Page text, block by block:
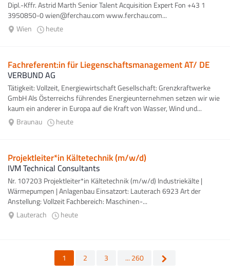
Dipl.-Kffr. Astrid Marth Senior Talent Acquisition Expert Fon +43 1
3950850-0 wien@ferchau.com www.ferchau.com...
Wien
heute
Fachreferent:in für Liegenschaftsmanagement AT/ DE
VERBUND AG
Tätigkeit: Vollzeit, Energiewirtschaft Gesellschaft: Grenzkraftwerke
GmbH Als Österreichs führendes Energieunternehmen setzen wir wie
kaum ein anderer in Europa auf die Kraft von Wasser, Wind und...
Braunau
heute
Projektleiter*in Kältetechnik (m/w/d)
IVM Technical Consultants
Nr. 107203 Projektleiter*in Kältetechnik (m/w/d) Industriekälte |
Wärmepumpen | Anlagenbau Einsatzort: Lauterach 6923 Art der
Anstellung: Vollzeit Fachbereich: Maschinen-...
Lauterach
heute
1 2 3 ... 260